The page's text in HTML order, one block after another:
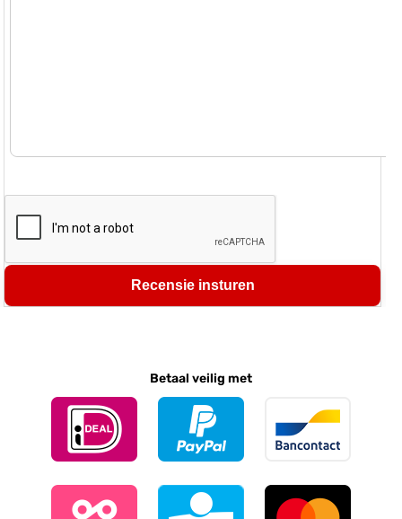
Recensie insturen
Betaal veilig met